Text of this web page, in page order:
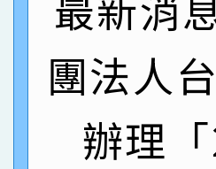
名 指導老
園市英語
指導老師
賀！本校
賽 劉文瑛
臺灣台語
賀！本校
市賽榮獲
團法人
辦理